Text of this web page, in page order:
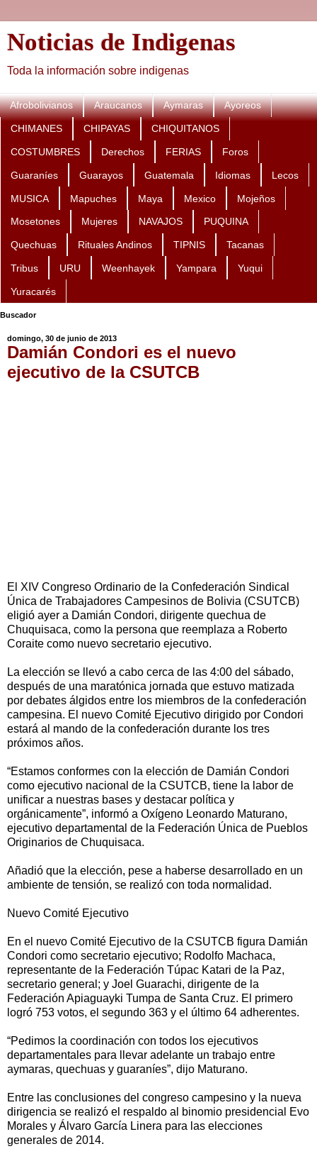
Noticias de Indigenas
Toda la información sobre indigenas
Afrobolivianos Araucanos Aymaras Ayoreos
CHIMANES CHIPAYAS CHIQUITANOS
COSTUMBRES Derechos FERIAS Foros
Guaraníes Guarayos Guatemala Idiomas Lecos
MUSICA Mapuches Maya Mexico Mojeños
Mosetones Mujeres NAVAJOS PUQUINA
Quechuas Rituales Andinos TIPNIS Tacanas
Tribus URU Weenhayek Yampara Yuqui
Yuracarés
Buscador
domingo, 30 de junio de 2013
Damián Condori es el nuevo
ejecutivo de la CSUTCB
El XIV Congreso Ordinario de la Confederación Sindical
Única de Trabajadores Campesinos de Bolivia (CSUTCB)
eligió ayer a Damián Condori, dirigente quechua de
Chuquisaca, como la persona que reemplaza a Roberto
Coraite como nuevo secretario ejecutivo.
La elección se llevó a cabo cerca de las 4:00 del sábado,
después de una maratónica jornada que estuvo matizada
por debates álgidos entre los miembros de la confederación
campesina. El nuevo Comité Ejecutivo dirigido por Condori
estará al mando de la confederación durante los tres
próximos años.
“Estamos conformes con la elección de Damián Condori
como ejecutivo nacional de la CSUTCB, tiene la labor de
unificar a nuestras bases y destacar política y
orgánicamente”, informó a Oxígeno Leonardo Maturano,
ejecutivo departamental de la Federación Única de Pueblos
Originarios de Chuquisaca.
Añadió que la elección, pese a haberse desarrollado en un
ambiente de tensión, se realizó con toda normalidad.
Nuevo Comité Ejecutivo
En el nuevo Comité Ejecutivo de la CSUTCB figura Damián
Condori como secretario ejecutivo; Rodolfo Machaca,
representante de la Federación Túpac Katari de la Paz,
secretario general; y Joel Guarachi, dirigente de la
Federación Apiaguayki Tumpa de Santa Cruz. El primero
logró 753 votos, el segundo 363 y el último 64 adherentes.
“Pedimos la coordinación con todos los ejecutivos
departamentales para llevar adelante un trabajo entre
aymaras, quechuas y guaraníes”, dijo Maturano.
Entre las conclusiones del congreso campesino y la nueva
dirigencia se realizó el respaldo al binomio presidencial Evo
Morales y Álvaro García Linera para las elecciones
generales de 2014.